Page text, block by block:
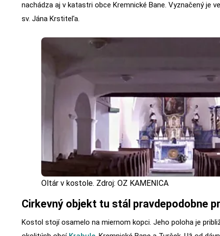
nachádza aj v katastri obce Kremnické Bane. Vyznačený je
sv. Jána Krstiteľa.
Oltár v kostole. Zdroj: OZ KAMENICA
Cirkevný objekt tu stál pravdepodobne
Kostol stojí osamelo na miernom kopci. Jeho poloha je